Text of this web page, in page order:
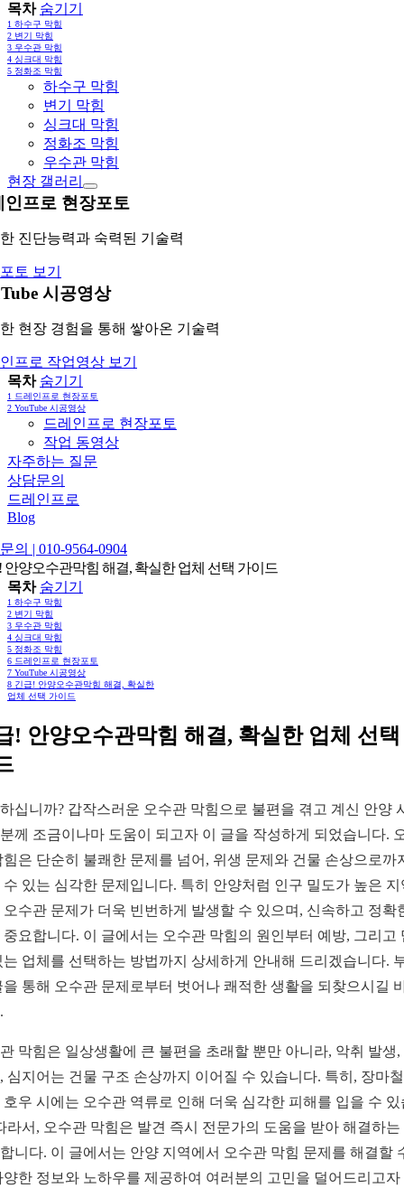
목차 숨기기
1 하수구 막힘
2 변기 막힘
3 우수관 막힘
4 싱크대 막힘
5 정화조 막힘
하수구 막힘
변기 막힘
싱크대 막힘
정화조 막힘
우수관 막힘
현장 갤러리
인프로 현장포토
진단능력과 숙력된 기술력
토 보기
시공영상
현장 경험을 통해 쌓아온 기술력
프로 작업영상 보기
목차 숨기기
1 드레인프로 현장포토
2 YouTube 시공영상
드레인프로 현장포토
작업 동영상
자주하는 질문
상담문의
드레인프로
Blog
의 | 010-9564-0904
안양오수관막힘 해결, 확실한 업체 선택 가이드
목차 숨기기
1 하수구 막힘
2 변기 막힘
3 우수관 막힘
4 싱크대 막힘
5 정화조 막힘
6 드레인프로 현장포토
7 YouTube 시공영상
8 긴급! 안양오수관막힘 해결, 확실한
업체 선택 가이드
! 안양오수관막힘 해결, 확실한 업체 선
십니까? 갑작스러운 오수관 막힘으로 불편을 겪고 계신 안양
께 조금이나마 도움이 되고자 이 글을 작성하게 되었습니다.
힘은 단순히 불쾌한 문제를 넘어, 위생 문제와 건물 손상으로까
수 있는 심각한 문제입니다. 특히 안양처럼 인구 밀도가 높은 지
오수관 문제가 더욱 빈번하게 발생할 수 있으며, 신속하고 정확
중요합니다. 이 글에서는 오수관 막힘의 원인부터 예방, 그리고
는 업체를 선택하는 방법까지 상세하게 안내해 드리겠습니다.
을 통해 오수관 문제로부터 벗어나 쾌적한 생활을 되찾으시길
막힘은 일상생활에 큰 불편을 초래할 뿐만 아니라, 악취 발생,
심지어는 건물 구조 손상까지 이어질 수 있습니다. 특히, 장마
호우 시에는 오수관 역류로 인해 더욱 심각한 피해를 입을 수 있
라서, 오수관 막힘은 발견 즉시 전문가의 도움을 받아 해결하는
니다. 이 글에서는 안양 지역에서 오수관 막힘 문제를 해결할
양한 정보와 노하우를 제공하여 여러분의 고민을 덜어드리고자